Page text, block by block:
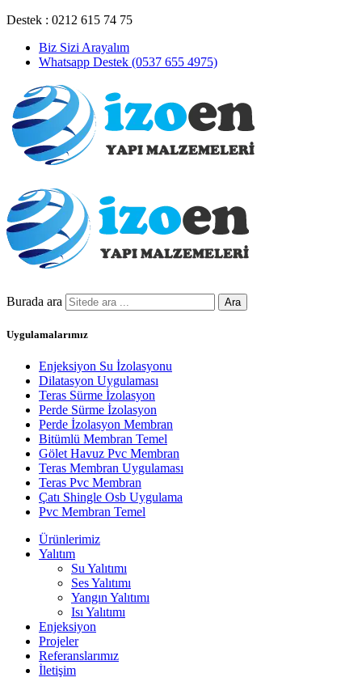
Destek : 0212 615 74 75
Biz Sizi Arayalım
Whatsapp Destek (0537 655 4975)
Burada ara Ara
Uygulamalarımız
Enjeksiyon Su İzolasyonu
Dilatasyon Uygulaması
Teras Sürme İzolasyon
Perde Sürme İzolasyon
Perde İzolasyon Membran
Bitümlü Membran Temel
Gölet Havuz Pvc Membran
Teras Membran Uygulaması
Teras Pvc Membran
Çatı Shingle Osb Uygulama
Pvc Membran Temel
Ürünlerimiz
Yalıtım
Su Yalıtımı
Ses Yalıtımı
Yangın Yalıtımı
Isı Yalıtımı
Enjeksiyon
Projeler
Referanslarımız
İletişim